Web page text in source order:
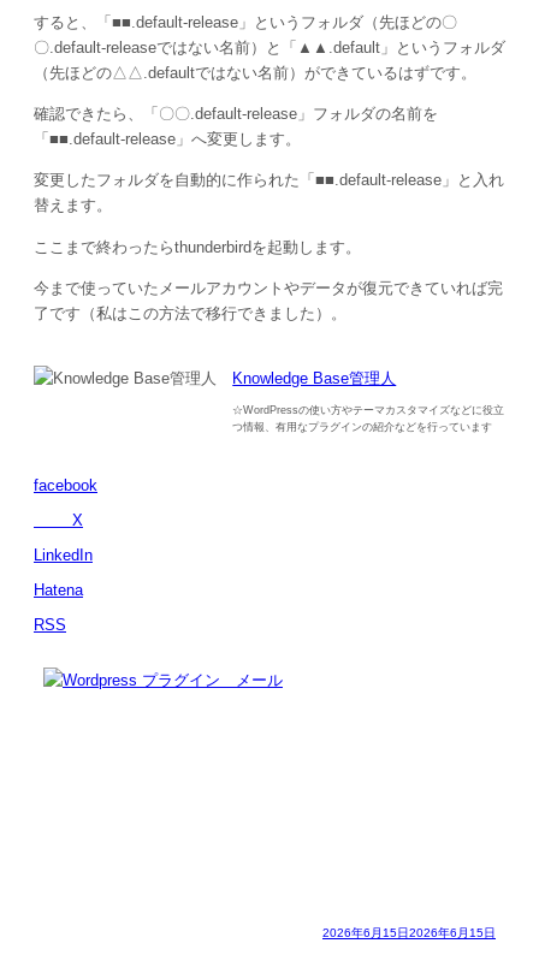
すると、「■■.default-release」というフォルダ（先ほどの〇
〇.default-releaseではない名前）と「▲▲.default」というフォルダ
（先ほどの△△.defaultではない名前）ができているはずです。
確認できたら、「〇〇.default-release」フォルダの名前を
「■■.default-release」へ変更します。
変更したフォルダを自動的に作られた「■■.default-release」と入れ
替えます。
ここまで終わったらthunderbirdを起動します。
今まで使っていたメールアカウントやデータが復元できていれば完
了です（私はこの方法で移行できました）。
Knowledge Base管理人
☆WordPressの使い方やテーマカスタマイズなどに役立
つ情報、有用なプラグインの紹介などを行っています
facebook
X
LinkedIn
Hatena
RSS
2026年6月15日2026年6月15日